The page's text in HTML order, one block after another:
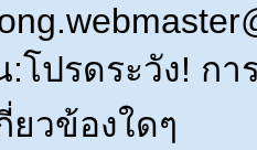
:โปรดระวัง! ก
ยวข้องใดๆ